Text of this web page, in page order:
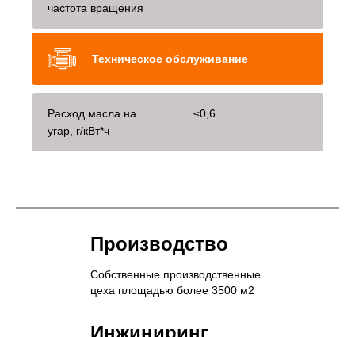
частота вращения
Техническое обслуживание
Расход масла на
угар, г/кВт*ч
≤0,6
Производство
Собственные производственные
цеха площадью более 3500 м2